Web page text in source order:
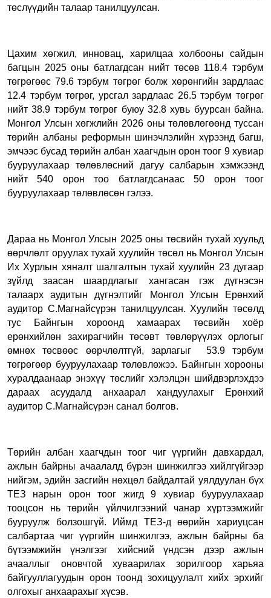
төслүүдийн талаар танилцуулсан.
Цахим хөгжил, инновац, харилцаа холбооны сайдын
багцын 2025 оны батлагдсан нийт төсөв 118.4 тэрбум
төгрөгөөс 79.6 тэрбум төгрөг болж хөрөнгийн зардлаас
12.4 тэрбум төгрөг, урсгал зардлаас 26.5 тэрбум төгрөг
нийт 38.9 тэрбум төгрөг буюу 32.8 хувь буурсан байна.
Монгол Улсын хөгжлийн 2026 оны төлөвлөгөөнд туссан
төрийн албаны реформын шинэчлэлийн хүрээнд багш,
эмчээс бусад төрийн албан хаагчдын орон тоог 9 хувиар
бууруулахаар төлөвлөсний дагуу салбарын хэмжээнд
нийт 540 орон тоо батлагдсанаас 50 орон тоог
бууруулахаар төлөвлөсөн гэлээ.
Дараа нь Монгол Улсын 2025 оны төсвийн тухай хуульд
өөрчлөлт оруулах тухай хуулийн төсөл нь Монгол Улсын
Их Хурлын хяналт шалгалтын тухай хуулийн 23 дугаар
зүйлд заасан шаардлагыг хангасан гэж дүгнэсэн
талаарх аудитын дүгнэлтийг Монгол Улсын Ерөнхий
аудитор С.Магнайсүрэн танилцуулсан. Хуулийн төсөлд
тус Байнгын хороонд хамаарах төсвийн хоёр
ерөнхийлөн захирагчийн төсөвт төвлөрүүлэх орлогыг
өмнөх төсвөөс өөрчлөлтгүй, зарлагыг 53.9 тэрбум
төгрөгөөр бууруулахаар төлөвлөжээ. Байнгын хорооны
хуралдаанаар энэхүү төслийг хэлэлцэн шийдвэрлэхдээ
дараах асуудалд анхаарал хандуулахыг Ерөнхий
аудитор С.Магнайсүрэн санал болгов.
Төрийн албан хаагчдын тоог чиг үүргийн давхардал,
ажлын байрны ачаалалд бүрэн шинжилгээ хийлгүйгээр
нийгэм, эдийн засгийн нөхцөл байдалтай уялдуулан бүх
ТЕЗ нарын орон тоог жигд 9 хувиар бууруулахаар
тооцсон нь төрийн үйлчилгээний чанар хүртээмжийг
бууруулж болзошгүй. Иймд ТЕЗ-д өөрийн хариуцсан
салбартаа чиг үүргийн шинжилгээ, ажлын байрны ба
бүтээмжийн үнэлгээг хийсний үндсэн дээр ажлын
ачааллыг оновчтой хуваарилах зорилгоор харьяа
байгууллагуудын орон тоонд зохицуулалт хийх эрхийг
олгохыг анхаарахыг хүсэв.